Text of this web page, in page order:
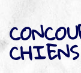
CHIENS